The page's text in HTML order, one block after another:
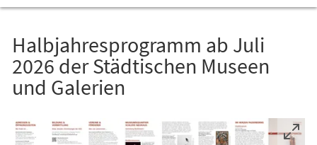
Halbjahresprogramm ab Juli
2026 der Städtischen Museen
und Galerien